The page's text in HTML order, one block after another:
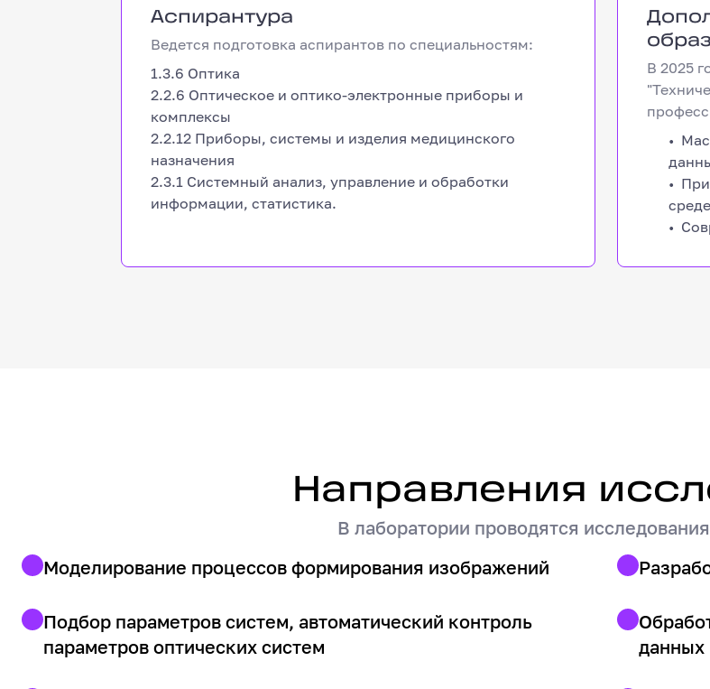
Аспирантура
Аспирантура
Ведется подготовка аспирантов по специальностям:
1.3.6 Оптика
2.2.6 Оптическое и оптико-электронные приборы и
комплексы
2.2.12 Приборы, системы и изделия медицинского
назначения
2.3.1 Системный анализ, управление и обработки
информации, статистика.
В 2025
Направления исследованийНаправления
В лаборатории проводятся
Моделирование процессов формирования изображений
Подбор параметров систем, автоматический контроль
параметров оптических систем
данных